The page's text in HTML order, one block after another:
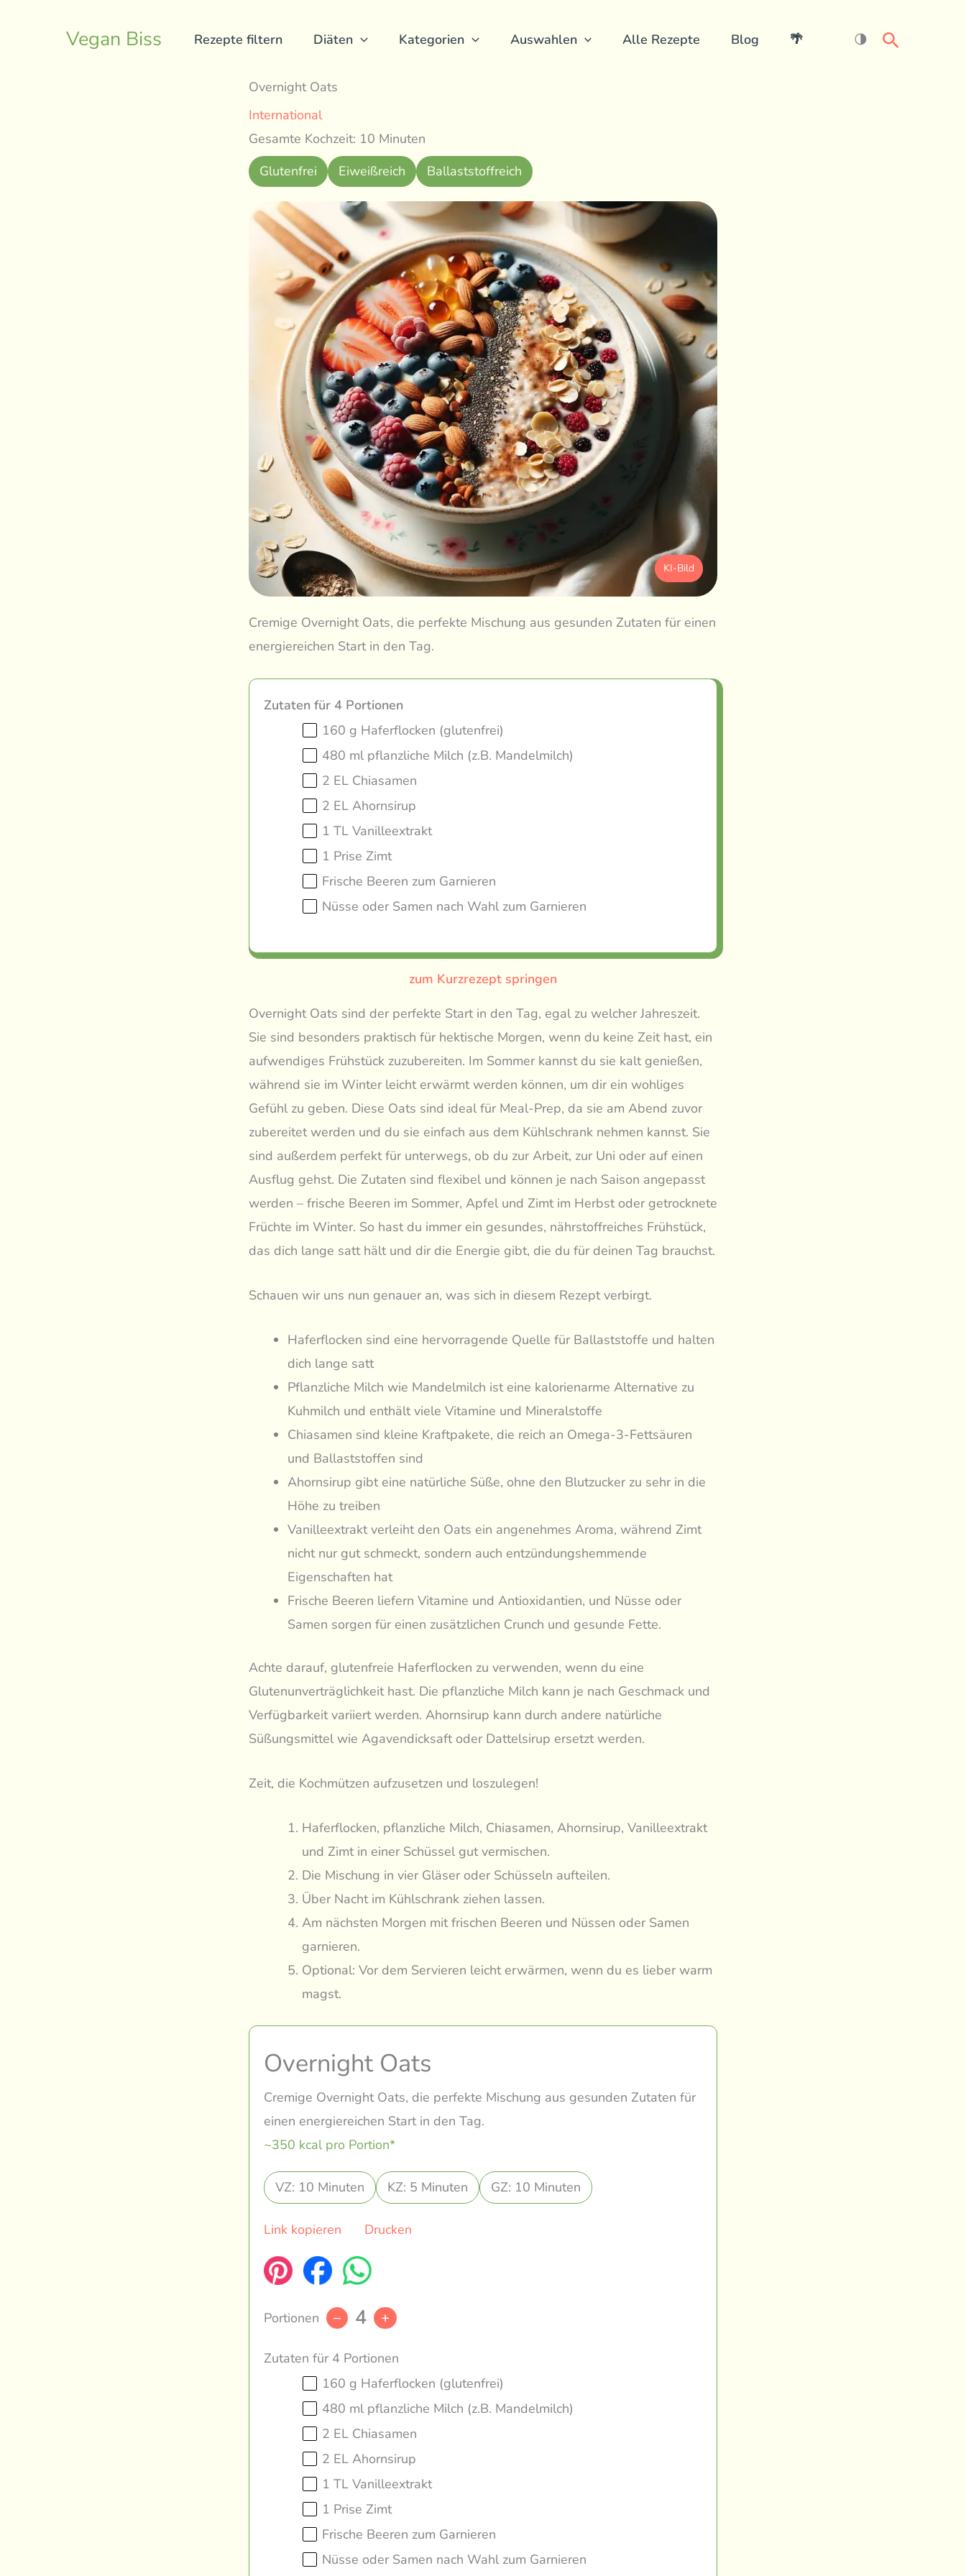
Vegan Biss Rezepte filtern Diäten Kategorien Auswahlen Alle Rezepte Blog 🌴 🌗 Search
Overnight Oats
International
Gesamte Kochzeit: 10 Minuten
Glutenfrei
Eiweißreich Ballaststoffreich
KI-Bild
Cremige Overnight Oats, die perfekte Mischung aus gesunden Zutaten für einen
energiereichen Start in den Tag.
Zutaten für 4 Portionen
160 g Haferflocken (glutenfrei)
480 ml pflanzliche Milch (z.B. Mandelmilch)
2 EL Chiasamen
2 EL Ahornsirup
1 TL Vanilleextrakt
1 Prise Zimt
Frische Beeren zum Garnieren
Nüsse oder Samen nach Wahl zum Garnieren
zum Kurzrezept springen
Overnight Oats sind der perfekte Start in den Tag, egal zu welcher Jahreszeit.
Sie sind besonders praktisch für hektische Morgen, wenn du keine Zeit hast, ein
aufwendiges Frühstück zuzubereiten. Im Sommer kannst du sie kalt genießen,
während sie im Winter leicht erwärmt werden können, um dir ein wohliges
Gefühl zu geben. Diese Oats sind ideal für Meal-Prep, da sie am Abend zuvor
zubereitet werden und du sie einfach aus dem Kühlschrank nehmen kannst. Sie
sind außerdem perfekt für unterwegs, ob du zur Arbeit, zur Uni oder auf einen
Ausflug gehst. Die Zutaten sind flexibel und können je nach Saison angepasst
werden – frische Beeren im Sommer, Apfel und Zimt im Herbst oder getrocknete
Früchte im Winter. So hast du immer ein gesundes, nährstoffreiches Frühstück,
das dich lange satt hält und dir die Energie gibt, die du für deinen Tag brauchst.
Schauen wir uns nun genauer an, was sich in diesem Rezept verbirgt.
Haferflocken sind eine hervorragende Quelle für Ballaststoffe und halten
dich lange satt
Pflanzliche Milch wie Mandelmilch ist eine kalorienarme Alternative zu
Kuhmilch und enthält viele Vitamine und Mineralstoffe
Chiasamen sind kleine Kraftpakete, die reich an Omega-3-Fettsäuren
und Ballaststoffen sind
Ahornsirup gibt eine natürliche Süße, ohne den Blutzucker zu sehr in die
Höhe zu treiben
Vanilleextrakt verleiht den Oats ein angenehmes Aroma, während Zimt
nicht nur gut schmeckt, sondern auch entzündungshemmende
Eigenschaften hat
Frische Beeren liefern Vitamine und Antioxidantien, und Nüsse oder
Samen sorgen für einen zusätzlichen Crunch und gesunde Fette.
Achte darauf, glutenfreie Haferflocken zu verwenden, wenn du eine
Glutenunverträglichkeit hast. Die pflanzliche Milch kann je nach Geschmack und
Verfügbarkeit variiert werden. Ahornsirup kann durch andere natürliche
Süßungsmittel wie Agavendicksaft oder Dattelsirup ersetzt werden.
Zeit, die Kochmützen aufzusetzen und loszulegen!
Haferflocken, pflanzliche Milch, Chiasamen, Ahornsirup, Vanilleextrakt
und Zimt in einer Schüssel gut vermischen.
Die Mischung in vier Gläser oder Schüsseln aufteilen.
Über Nacht im Kühlschrank ziehen lassen.
Am nächsten Morgen mit frischen Beeren und Nüssen oder Samen
garnieren.
Optional: Vor dem Servieren leicht erwärmen, wenn du es lieber warm
magst.
Overnight Oats
Cremige Overnight Oats, die perfekte Mischung aus gesunden Zutaten für
einen energiereichen Start in den Tag.
~350 kcal pro Portion*
VZ: 10 Minuten KZ: 5 Minuten GZ: 10 Minuten
Link kopieren Drucken
Portionen – 4 +
Zutaten für 4 Portionen
160 g Haferflocken (glutenfrei)
480 ml pflanzliche Milch (z.B. Mandelmilch)
2 EL Chiasamen
2 EL Ahornsirup
1 TL Vanilleextrakt
1 Prise Zimt
Frische Beeren zum Garnieren
Nüsse oder Samen nach Wahl zum Garnieren